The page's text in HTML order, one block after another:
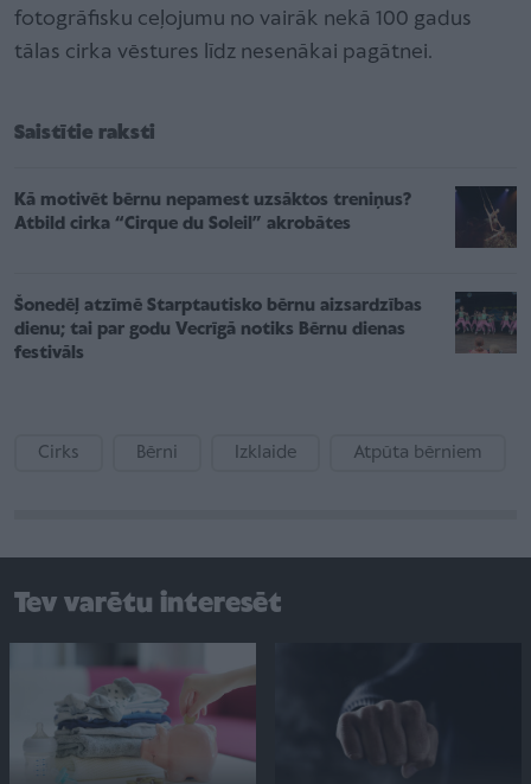
fotogrāfisku ceļojumu no vairāk nekā 100 gadus
tālas cirka vēstures līdz nesenākai pagātnei.
Saistītie raksti
Kā motivēt bērnu nepamest uzsāktos treniņus?
Atbild cirka “Cirque du Soleil” akrobātes
Šonedēļ atzīmē Starptautisko bērnu aizsardzības
dienu; tai par godu Vecrīgā notiks Bērnu dienas
festivāls
Cirks Bērni Izklaide Atpūta bērniem
Tev varētu interesēt